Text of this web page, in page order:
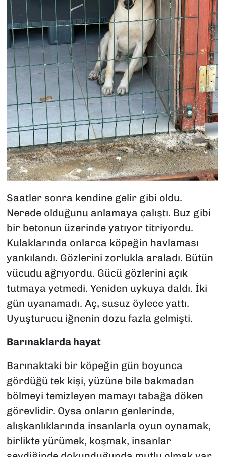
Saatler sonra kendine gelir gibi oldu.
Nerede olduğunu anlamaya çalıştı. Buz gibi
bir betonun üzerinde yatıyor titriyordu.
Kulaklarında onlarca köpeğin havlaması
yankılandı. Gözlerini zorlukla araladı. Bütün
vücudu ağrıyordu. Gücü gözlerini açık
tutmaya yetmedi. Yeniden uykuya daldı. İki
gün uyanamadı. Aç, susuz öylece yattı.
Uyuşturucu iğnenin dozu fazla gelmişti.
Barınaklarda hayat
Barınaktaki bir köpeğin gün boyunca
gördüğü tek kişi, yüzüne bile bakmadan
bölmeyi temizleyen mamayı tabağa döken
görevlidir. Oysa onların genlerinde,
alışkanlıklarında insanlarla oyun oynamak,
birlikte yürümek, koşmak, insanlar